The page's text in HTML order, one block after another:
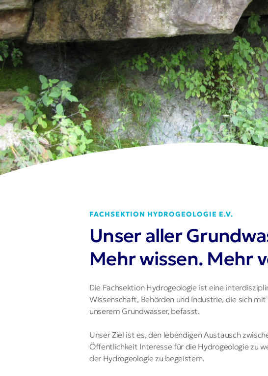
FACHSEKTION HYDROGEOLOGIE E.V.
Unser aller
Mehr wissen. Mehr
Die Fachsektion Hydrogeologie ist eine
Wissenschaft, Behörden und Industrie, die sich
unserem Grundwasser, befasst.
Unser Ziel ist es, den lebendigen Austausch
Öffentlichkeit Interesse für die Hydrogeologie zu
der Hydrogeologie zu begeistern.